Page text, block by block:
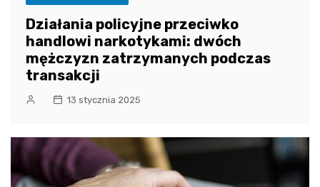
Działania policyjne przeciwko
handlowi narkotykami: dwóch
mężczyzn zatrzymanych podczas
transakcji
13 stycznia 2025